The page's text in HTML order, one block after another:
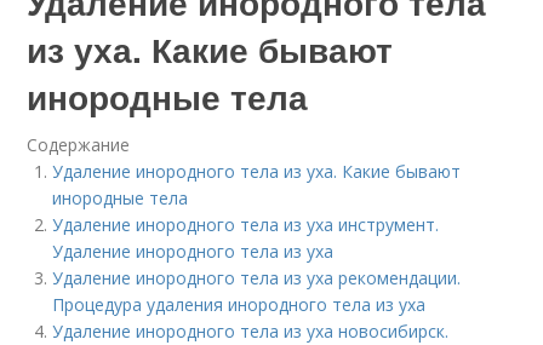
из уха. Какие бывают
инородные тела
Содержание
Удаление инородного тела из уха. Какие бывают
инородные тела
Удаление инородного тела из уха инструмент.
Удаление инородного тела из уха
Удаление инородного тела из уха рекомендации.
Процедура удаления инородного тела из уха
Удаление инородного тела из уха новосибирск.